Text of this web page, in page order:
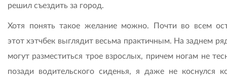
решил съездить за город.
Хотя понять такое желание можно. Почти во всем
этот хэтчбек выглядит весьма практичным. На заднем
могут разместиться трое взрослых, причем ногам не
позади водительского сиденья, я даже не коснулся